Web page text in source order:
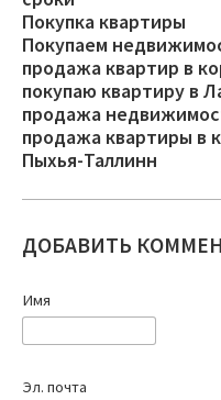
Покупка квартиры
Покупаем
продажа квартир в
покупаю квартиру в
продажа
продажа квартиры в
Пыхья-Таллинн
ДОБАВИТЬ
Имя
Эл. почта